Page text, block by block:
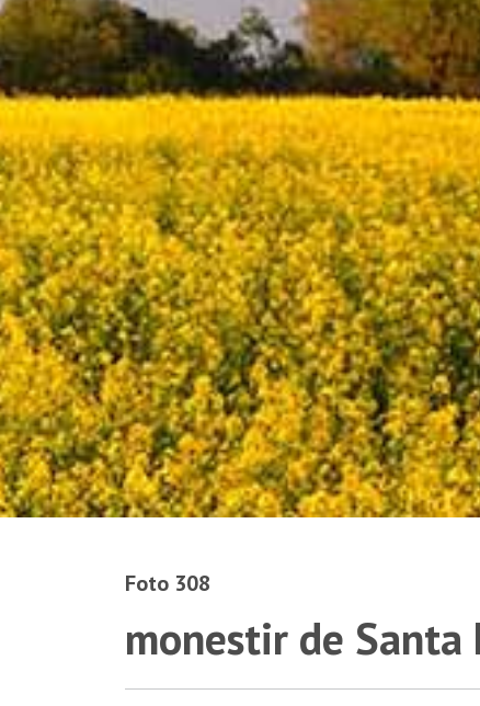
Foto 308
monestir de